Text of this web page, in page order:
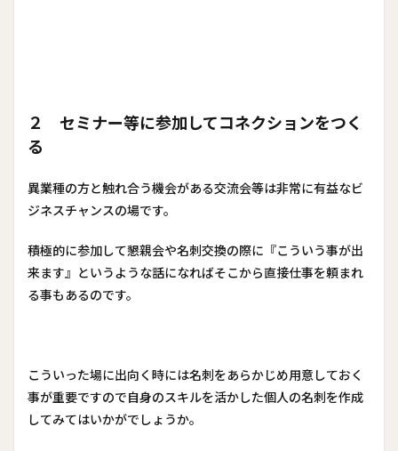
２ セミナー等に参加してコネクションをつく
る
異業種の方と触れ合う機会がある交流会等は非常に有益なビ
ジネスチャンスの場です。
積極的に参加して懇親会や名刺交換の際に『こういう事が出
来ます』というような話になればそこから直接仕事を頼まれ
る事もあるのです。
こういった場に出向く時には名刺をあらかじめ用意しておく
事が重要ですので自身のスキルを活かした個人の名刺を作成
してみてはいかがでしょうか。